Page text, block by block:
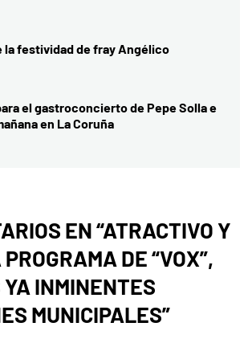
la festividad de fray Angélico
el gastroconcierto de Pepe Solla e
en La Coruña
EN “ATRACTIVO Y
DE “VOX”,
INMINENTES
MUNICIPALES”